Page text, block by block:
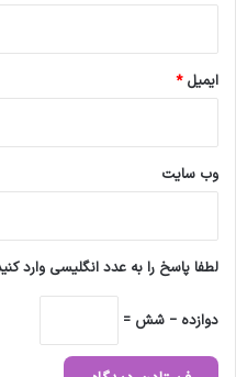
ایمیل*
وب‌ سایت
لطفا پاسخ را به عدد انگلیسی وارد
دوازده − شش =